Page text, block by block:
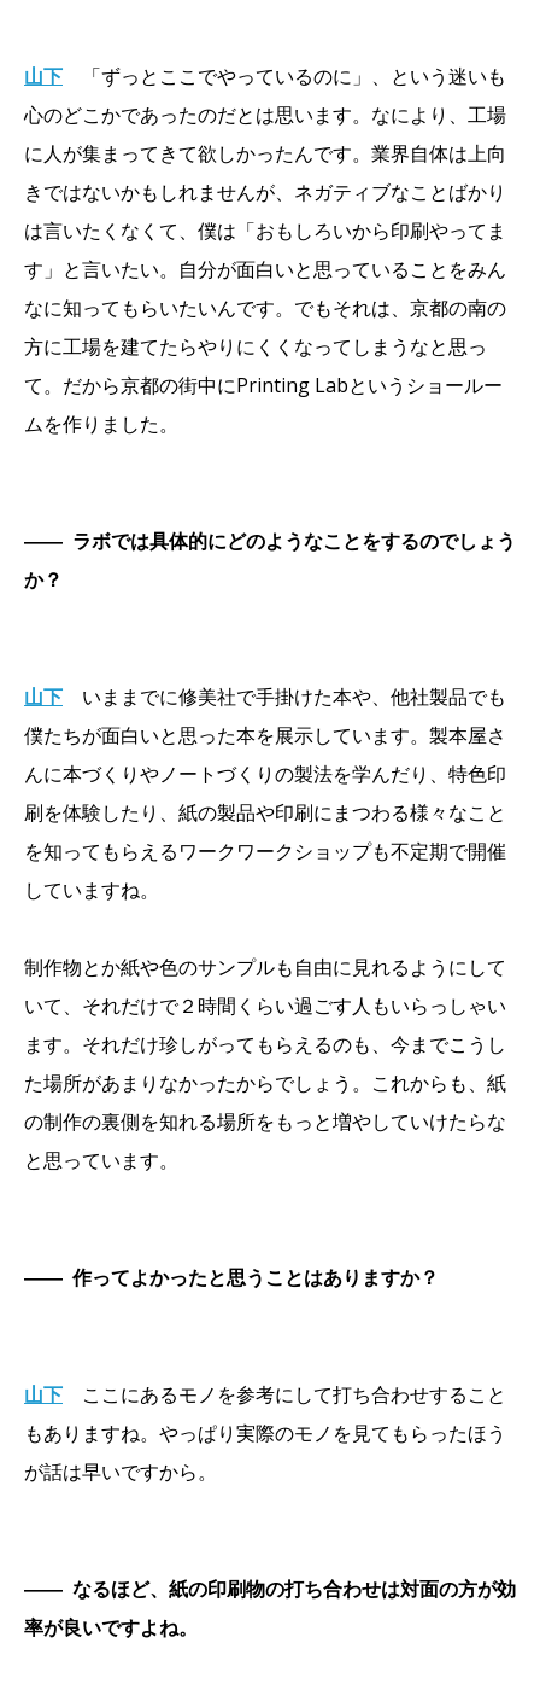
山下
「ずっとここでやっているのに」、という迷いも
心のどこかであったのだとは思います。なにより、工場
に人が集まってきて欲しかったんです。業界自体は上向
きではないかもしれませんが、ネガティブなことばかり
は言いたくなくて、僕は「おもしろいから印刷やってま
す」と言いたい。自分が面白いと思っていることをみん
なに知ってもらいたいんです。でもそれは、京都の南の
方に工場を建てたらやりにくくなってしまうなと思っ
て。だから京都の街中にPrinting Labというショールー
ムを作りました。
―― ラボでは具体的にどのようなことをするのでしょう
か？
山下
いままでに修美社で手掛けた本や、他社製品でも
僕たちが面白いと思った本を展示しています。製本屋さ
んに本づくりやノートづくりの製法を学んだり、特色印
刷を体験したり、紙の製品や印刷にまつわる様々なこと
を知ってもらえるワークワークショップも不定期で開催
していますね。
制作物とか紙や色のサンプルも自由に見れるようにして
いて、それだけで２時間くらい過ごす人もいらっしゃい
ます。それだけ珍しがってもらえるのも、今までこうし
た場所があまりなかったからでしょう。これからも、紙
の制作の裏側を知れる場所をもっと増やしていけたらな
と思っています。
―― 作ってよかったと思うことはありますか？
山下
ここにあるモノを参考にして打ち合わせすること
もありますね。やっぱり実際のモノを見てもらったほう
が話は早いですから。
―― なるほど、紙の印刷物の打ち合わせは対面の方が効
率が良いですよね。